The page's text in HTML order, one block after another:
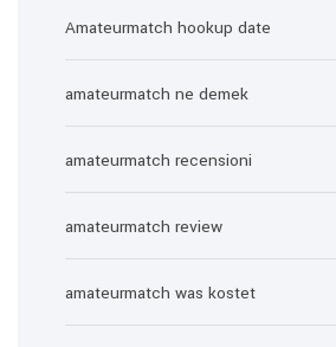
Amateurmatch hookup date
amateurmatch ne demek
amateurmatch recensioni
amateurmatch review
amateurmatch was kostet